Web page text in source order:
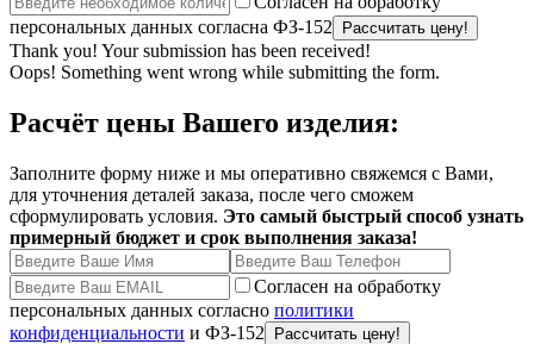
персональных данных согласна ФЗ-152
Thank you! Your submission has been received!
Oops! Something went wrong while submitting the form.
Расчёт цены Вашего изделия:
Заполните форму ниже и мы оперативно свяжемся с Вами,
для уточнения деталей заказа, после чего сможем
сформулировать условия. Это самый быстрый способ узнать
примерный бюджет и срок выполнения заказа!
Согласен на обработку
персональных данных согласно политики
конфиденциальности и ФЗ-152